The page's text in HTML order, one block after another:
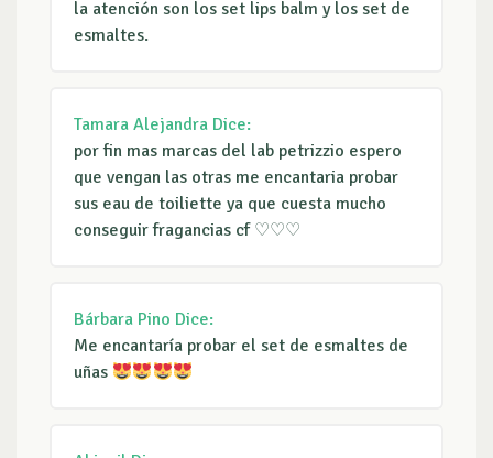
la atención son los set lips balm y los set de
esmaltes.
Tamara Alejandra Dice:
por fin mas marcas del lab petrizzio espero
que vengan las otras me encantaria probar
sus eau de toiliette ya que cuesta mucho
conseguir fragancias cf ♡♡♡
Bárbara Pino Dice:
Me encantaría probar el set de esmaltes de
uñas